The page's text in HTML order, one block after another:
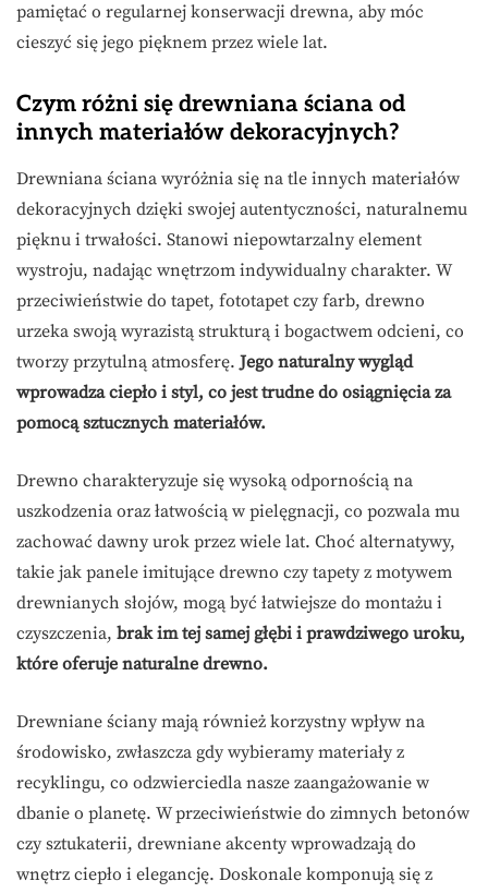
pamiętać o regularnej konserwacji drewna, aby móc
cieszyć się jego pięknem przez wiele lat.
Czym różni się drewniana ściana od
innych materiałów dekoracyjnych?
Drewniana ściana wyróżnia się na tle innych materiałów
dekoracyjnych dzięki swojej autentyczności, naturalnemu
pięknu i trwałości. Stanowi niepowtarzalny element
wystroju, nadając wnętrzom indywidualny charakter. W
przeciwieństwie do tapet, fototapet czy farb, drewno
urzeka swoją wyrazistą strukturą i bogactwem odcieni, co
tworzy przytulną atmosferę.Jego naturalny wygląd
wprowadza ciepło i styl, co jest trudne do osiągnięcia za
pomocą sztucznych materiałów.
Drewno charakteryzuje się wysoką odpornością na
uszkodzenia oraz łatwością w pielęgnacji, co pozwala mu
zachować dawny urok przez wiele lat. Choć alternatywy,
takie jak panele imitujące drewno czy tapety z motywem
drewnianych słojów, mogą być łatwiejsze do montażu i
czyszczenia, brak im tej samej głębi i prawdziwego uroku,
które oferuje naturalne drewno.
Drewniane ściany mają również korzystny wpływ na
środowisko, zwłaszcza gdy wybieramy materiały z
recyklingu, co odzwierciedla nasze zaangażowanie w
dbanie o planetę. W przeciwieństwie do zimnych betonów
czy sztukaterii, drewniane akcenty wprowadzają do
wnętrz ciepło i elegancję. Doskonale komponują się z